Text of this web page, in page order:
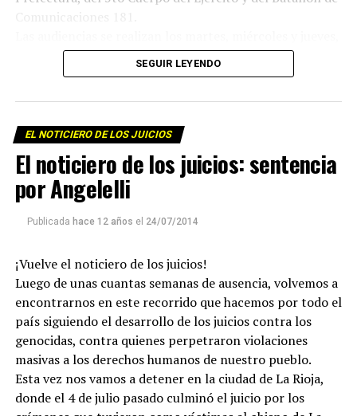
semana de por medio, desde las 9 hs en el Aula Magna de
la Universidad Nacional del Sur, Av. Colón 80, Bahía
Para descargar los archivos:www.radiolavaca.org
El noticiero de los juicios es de reproducción libre y
gratuita para todas las emisoras que nos escriban a
infolavaca@yahoo.com.ar
SEGUIR LEYENDO
EL NOTICIERO DE LOS JUICIOS
El noticiero de los juicios: sentencia
por Angelelli
Publicada hace 12 años el 24/07/2014
¡Vuelve el noticiero de los juicios!
Luego de unas cuantas semanas de ausencia, volvemos a
encontrarnos en este recorrido que hacemos por todo el
país siguiendo el desarrollo de los juicios contra los
genocidas, contra quienes perpetraron violaciones
masivas a los derechos humanos de nuestro pueblo.
Esta vez nos vamos a detener en la ciudad de La Rioja,
donde el 4 de julio pasado culminó el juicio por los